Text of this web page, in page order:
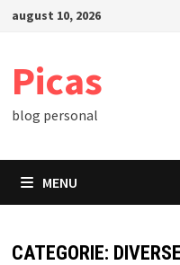
Skipaugust 10, 2026
Picas
blog personal
MENU
CATEGORIE: DIVERSE